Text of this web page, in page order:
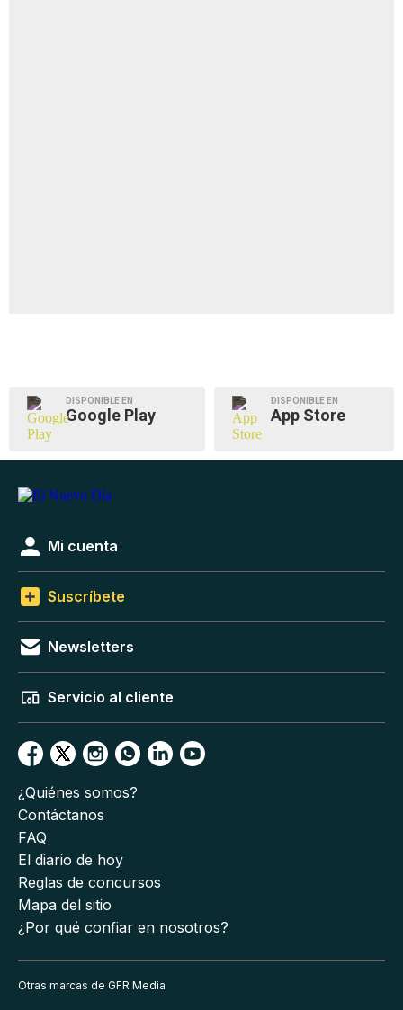
DISPONIBLE EN
Google Play
DISPONIBLE EN
App Store
Mi cuenta
Suscríbete
Newsletters
Servicio al cliente
¿Quiénes somos?
Contáctanos
FAQ
El diario de hoy
Reglas de concursos
Mapa del sitio
¿Por qué confiar en nosotros?
Otras marcas de GFR Media